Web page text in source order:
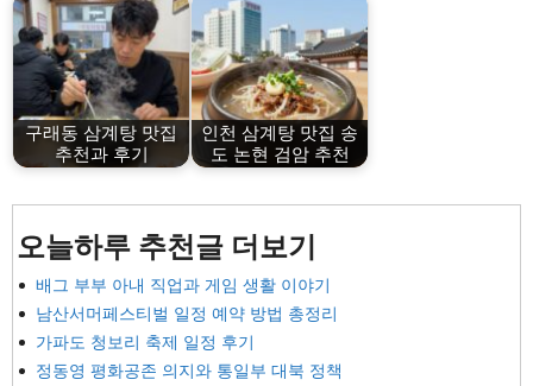
구래동 삼계탕 맛집
추천과 후기
인천 삼계탕 맛집 송
도 논현 검암 추천
오늘하루 추천글 더보기
배그 부부 아내 직업과 게임 생활 이야기
남산서머페스티벌 일정 예약 방법 총정리
가파도 청보리 축제 일정 후기
정동영 평화공존 의지와 통일부 대북 정책